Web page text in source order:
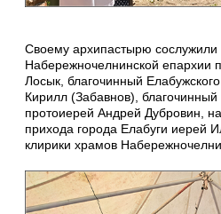
Своему архипастырю сослужили
Набережночелнинской епархии
Лосык, благочинный
Кирилл (Забавнов), благочинный
протоиерей Андрей Дубровин,
прихода города Елабуги иерей
клирики храмов